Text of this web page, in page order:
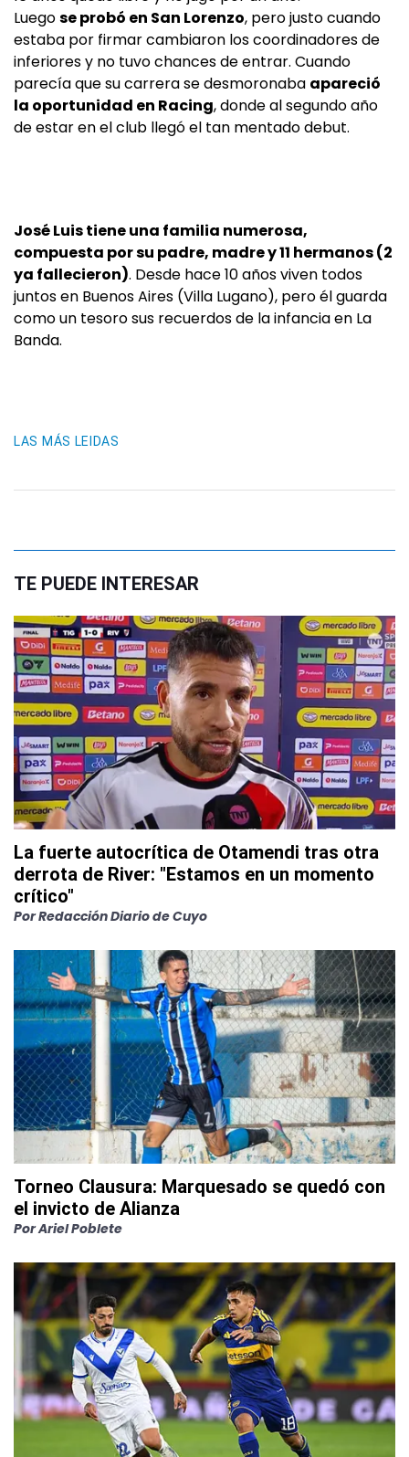
Luegose probó en San Lorenzo, pero justo cuando
estaba por firmar cambiaron los coordinadores de
inferiores y no tuvo chances de entrar. Cuando
parecía que su carrera se desmoronaba apareció
la oportunidad en Racing, donde al segundo año
de estar en el club llegó el tan mentado debut.
José Luis tiene una familia numerosa,
compuesta por su padre, madre y 11 hermanos (2
ya fallecieron). Desde hace 10 años viven todos
juntos en Buenos Aires (Villa Lugano), pero él guarda
como un tesoro sus recuerdos de la infancia en La
Banda.
LAS MÁS LEIDAS
TE PUEDE INTERESAR
La fuerte autocrítica de Otamendi tras otra
derrota de River: "Estamos en un momento
crítico"
PorRedacción Diario de Cuyo
Torneo Clausura: Marquesado se quedó con
el invicto de Alianza
PorAriel Poblete